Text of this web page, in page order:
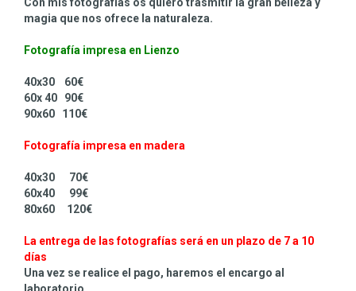
magia que nos ofrece la naturaleza.
Fotografía impresa en Lienzo
40x30 60€
60x 40 90€
90x60 110€
Fotografía impresa en madera
40x30 70€
60x40 99€
80x60 120€
La entrega de las fotografías será en un plazo de 7 a 10
días
Una vez se realice el pago, haremos el encargo al